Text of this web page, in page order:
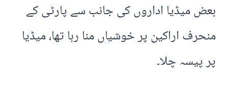
بعض میڈیا اداروں کی جانب سے پارٹی کے
منحرف اراکین پر خوشیاں منا رہا تھا، میڈیا
پر پیسہ چلا۔